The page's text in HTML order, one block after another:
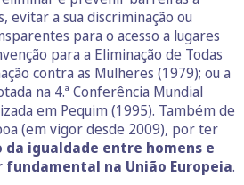
evitar a sua discriminação ou
para o acesso a lugares
para a Eliminação de Todas
contra as Mulheres (1979); ou a
na 4.ª Conferência Mundial
em Pequim (1995). Também de
(em vigor desde 2009), por ter
da igualdade entre homens e
fundamental na União Europeia.